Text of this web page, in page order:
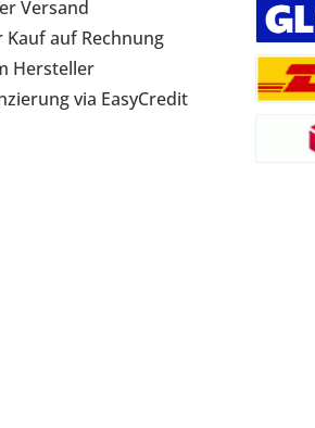
Versand
Kauf auf Rechnung
Hersteller
via EasyCredit